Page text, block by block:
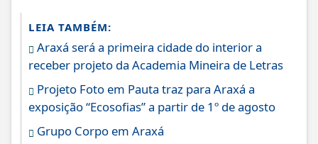
LEIA TAMBÉM:
Araxá será a primeira cidade do interior a
receber projeto da Academia Mineira de Letras
Projeto Foto em Pauta traz para Araxá a
exposição “Ecosofias” a partir de 1º de agosto
Grupo Corpo em Araxá